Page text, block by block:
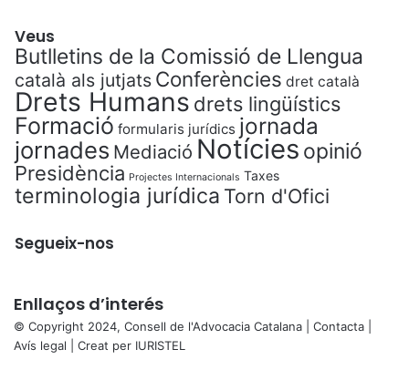
Veus
Butlletins de la Comissió de Llengua
català als jutjats Conferències dret català
Drets Humans drets lingüístics
Formació formularis jurídics jornada
jornades Mediació Notícies opinió
Presidència Projectes Internacionals Taxes
terminologia jurídica Torn d'Ofici
Segueix-nos
Enllaços d’interés
© Copyright 2024, Consell de l'Advocacia Catalana | Contacta
Avís legal | Creat per IURISTEL